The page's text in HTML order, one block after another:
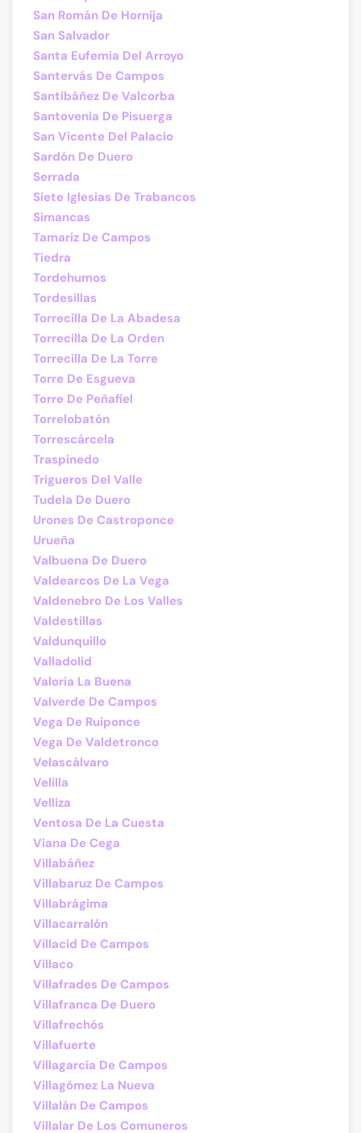
San Román De Hornija
San Salvador
Santa Eufemia Del Arroyo
Santervás De Campos
Santibáñez De Valcorba
Santovenia De Pisuerga
San Vicente Del Palacio
Sardón De Duero
Serrada
Siete Iglesias De Trabancos
Simancas
Tamariz De Campos
Tiedra
Tordehumos
Tordesillas
Torrecilla De La Abadesa
Torrecilla De La Orden
Torrecilla De La Torre
Torre De Esgueva
Torre De Peñafiel
Torrelobatón
Torrescárcela
Traspinedo
Trigueros Del Valle
Tudela De Duero
Urones De Castroponce
Urueña
Valbuena De Duero
Valdearcos De La Vega
Valdenebro De Los Valles
Valdestillas
Valdunquillo
Valladolid
Valoria La Buena
Valverde De Campos
Vega De Ruiponce
Vega De Valdetronco
Velascálvaro
Velilla
Velliza
Ventosa De La Cuesta
Viana De Cega
Villabáñez
Villabaruz De Campos
Villabrágima
Villacarralón
Villacid De Campos
Villaco
Villafrades De Campos
Villafranca De Duero
Villafrechós
Villafuerte
Villagarcía De Campos
Villagómez La Nueva
Villalán De Campos
Villalar De Los Comuneros